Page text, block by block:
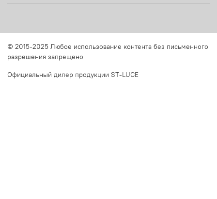
© 2015-2025 Любое использование контента без письменного
разрешения запрещено
Официальный дилер продукции ST-LUCE